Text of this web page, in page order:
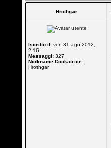
Hrothgar
Iscritto il: ven 31 ago 2012,
2:16
Messaggi: 327
Nickname Cockatrice:
Hrothgar